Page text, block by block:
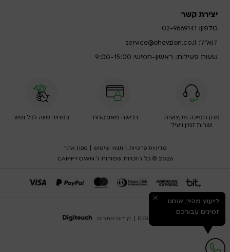
יצירת קשר
טלפון: 02-9669141
דוא”ל: service@ohevzion.co.il
שעות פעילות: ראשון-חמישי 9:00-15:00
מתן תמיכה מקצועית
ושרות זמין ויעיל
רכישה מאובטחת במחיר שווה לכל נפש
מדיניות פרטיות | תנאי שימוש | מפת אתר
2026 © כל הזכויות שמורות ל CAMPTOWN
DIGITOUCH
| קידום אתרים
לייעוץ מהיר, אנחנו
זמינים עבורכם